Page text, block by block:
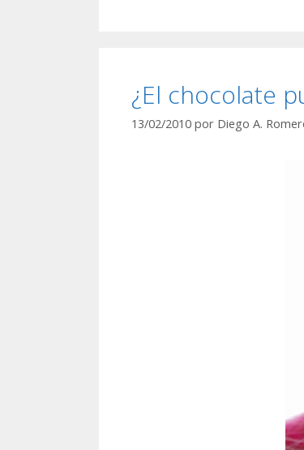
¿El chocolate
13/02/2010 por Diego A.